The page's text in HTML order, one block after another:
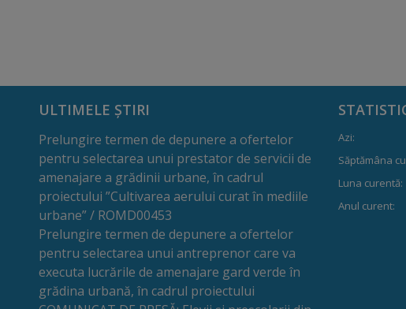
ULTIMELE ȘTIRI
Prelungire termen de depunere a ofertelor
pentru selectarea unui prestator de servicii de
amenajare a grădinii urbane, în cadrul
proiectului ”Cultivarea aerului curat în mediile
urbane” / ROMD00453
Prelungire termen de depunere a ofertelor
pentru selectarea unui antreprenor care va
executa lucrările de amenajare gard verde în
grădina urbană, în cadrul proiectului
Azi:
Săptămâna
Luna curentă:
Anul curent: